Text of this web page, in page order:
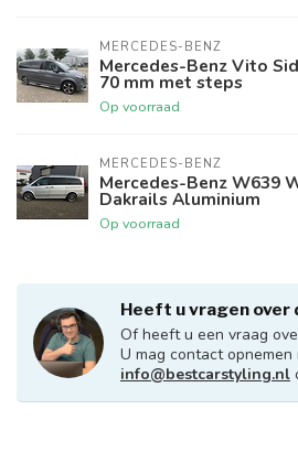
MERCEDES-BENZ
Mercedes-Benz Vito
70 mm met steps
Op voorraad
MERCEDES-BENZ
Mercedes-Benz W639
Dakrails Aluminium
Op voorraad
Heeft u vragen
Of heeft u een vraag
U mag contact opnemen
info@bestcarstyling.nl